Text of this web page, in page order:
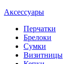
Аксессуары
Перчатки
Брелоки
Сумки
Визитницы